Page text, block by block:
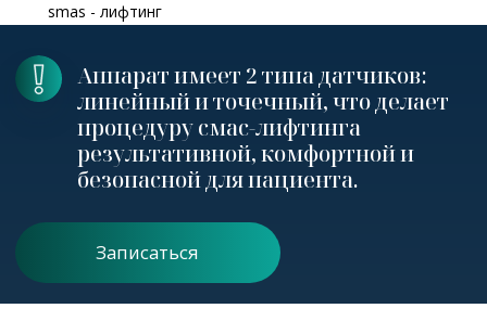
smas - лифтинг